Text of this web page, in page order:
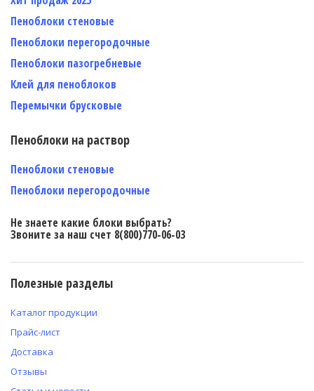
Пеноблоки стеновые
Пеноблоки перегородочные
Пеноблоки пазогребневые
Клей для пеноблоков
Перемычки брусковые
Пеноблоки на раствор
Пеноблоки стеновые
Пеноблоки перегородочные
Не знаете какие блоки выбрать?
Звоните за наш счет 8(800)770-06-03
Полезные разделы
Каталог продукции
Прайс-лист
Доставка
Отзывы